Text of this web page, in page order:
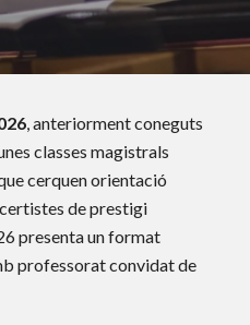
, anteriorment coneguts
classes magistrals
cerquen orientació
de prestigi
presenta un format
professorat convidat de